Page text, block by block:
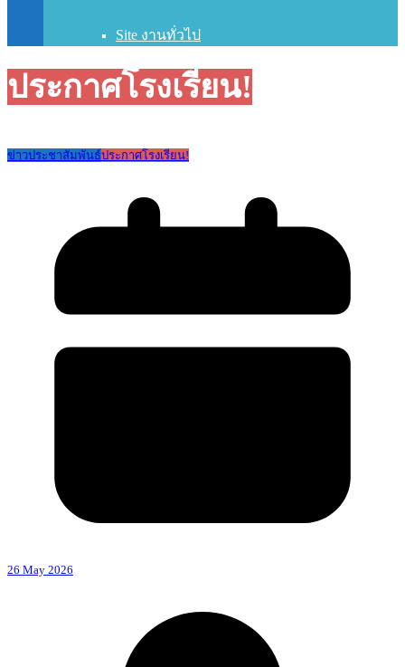
Site งานทั่วไป
ประกาศโรงเรียน!
ข่าวประชาสัมพันธ์ประกาศโรงเรียน!
26 May 2026